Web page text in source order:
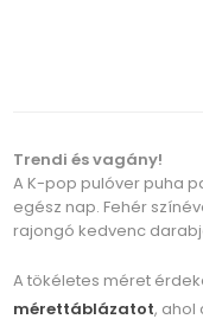
Trendi és vagány!
A K-pop pulóver puha
egész nap. Fehér
rajongó kedvenc
A tökéletes méret
mérettáblázatot, ahol